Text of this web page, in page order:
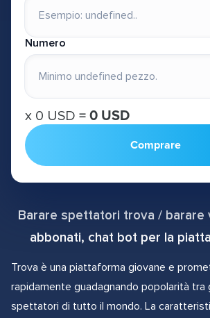
Numero
х 0 USD = 0 USD
Comprare
Barare spettatori trova / barare
abbonati, chat bot per la
Trova è una piattaforma giovane e
rapidamente guadagnando popolarità tra
spettatori di tutto il mondo. La